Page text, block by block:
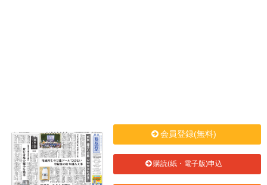
会員登録(無料)
購読(紙・電子版)申込